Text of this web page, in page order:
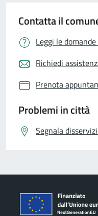
Contatta il
Leggi le
Richiedi
Prenota
Problemi in città
Segnala